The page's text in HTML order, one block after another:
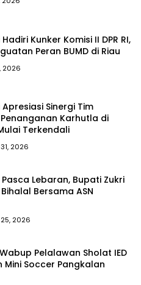
Kunker Komisi II DPR RI,
Peran BUMD di Riau
2026
Sinergi Tim
Karhutla di
Terkendali
2026
Lebaran, Bupati Zukri
Bersama ASN
2026
Pelalawan Sholat IED
Soccer Pangkalan